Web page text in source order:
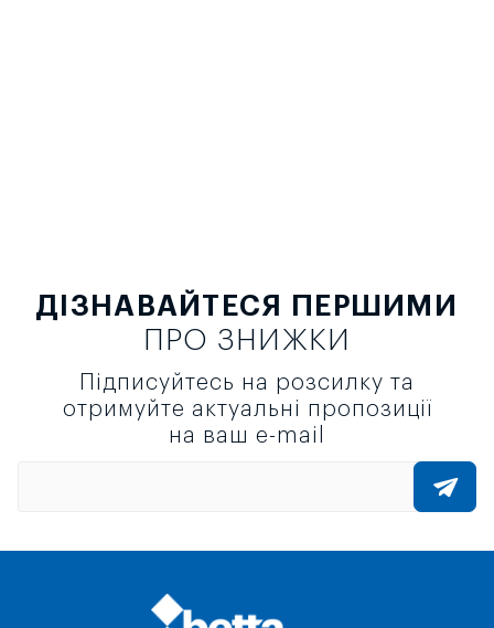
ДІЗНАВАЙТЕСЯ ПЕРШИМИ
ПРО ЗНИЖКИ
Підписуйтесь на розсилку та
отримуйте актуальні пропозиції
на ваш e-mail